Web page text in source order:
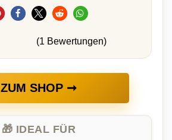
(1 Bewertungen)
ZUM SHOP ➞
🎁 IDEAL FÜR